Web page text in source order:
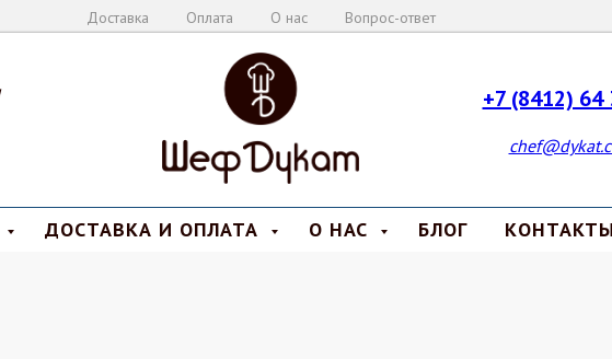
Доставка Оплата О нас Вопрос-ответ
+7 (8412) 64
ДОСТАВКА И ОПЛАТА О НАС БЛОГ КОНТАКТЫ